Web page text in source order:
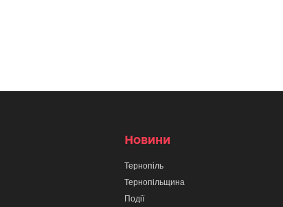
Новини
Тернопіль
Тернопільщина
Події